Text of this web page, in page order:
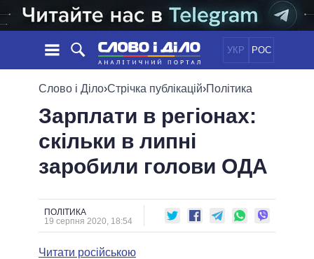
УКР РОС
НОВИНИ
СТРІЧКА
ПОДІЇ
СТАТТІ
ДУМКИ
ОГЛЯДИ
ДАЙДЖЕСТИ
ПОЛІТИКА
ЕКОНОМІКА
СУСПІЛЬСТВО
ОБIЦЯНКИ
ПОЛIТИКИ
УСІ ПОЛІТИКИ
ПРЕЗИДЕНТ І ОФІС
ВЕРХОВНА РАДА
ВІДЕО
Слово і Діло›Стрічка публікацій›Політика
Зарплати в регіонах:
скільки в липні
заробили голови ОДА
ПОЛІТИКА
19 серпня 2020, 18:54
Читати російською